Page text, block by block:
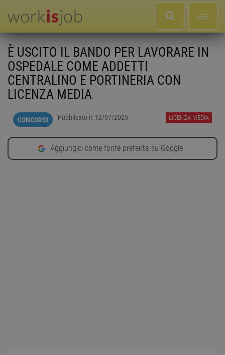
È USCITO IL BANDO PER LAVORARE IN
OSPEDALE COME ADDETTI
CENTRALINO E PORTINERIA CON
LICENZA MEDIA
CONCORSI Pubblicato il: 12/07/2025 LICENZA MEDIA
Aggiungici come fonte preferita su Google